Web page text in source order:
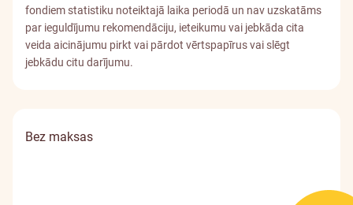
fondiem statistiku noteiktajā laika periodā un nav uzskatāms
par ieguldījumu rekomendāciju, ieteikumu vai jebkāda cita
veida aicinājumu pirkt vai pārdot vērtspapīrus vai slēgt
jebkādu citu darījumu.
Bez maksas